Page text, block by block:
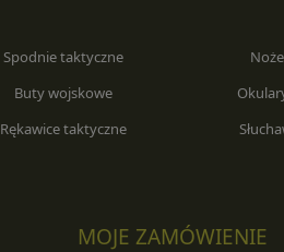
Spodnie taktyczne
Buty wojskowe
Rękawice taktyczne
MOJE ZAMÓWIENIE